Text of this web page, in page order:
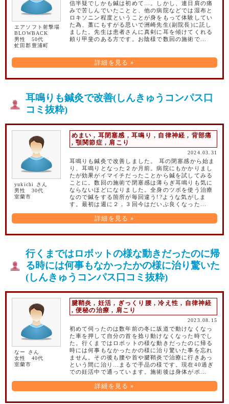
エアソフト射撃場
BLOWBACK
男性 50代
虻田郡豊浦町
信半疑でしかも鍼は初めて…。しかし、連日肩の痛
みで苦しんでいたことと、他の病院などでは湿布と
ロキソニン程度ということが身をもって体験してい
た為、藁にもすがる思いで洲崎先生(副院長)に託し
ました。先生は患者さんに真剣に耳を傾けてくれる
頼り甲斐のある方です。お陰様で数回の施術で...
詳細を見る »
耳鳴りも鍼灸で改善(しんきゅうコンパス口
コミ抜粋)
yukichi さん
男性 30代
室蘭市
めまい , 耳閉塞感 ,耳鳴り , 自律神経 , 背部痛
, 顎関節症 , 肩こり
2024.03.31
耳鳴りも鍼灸で改善しました。 耳の閉塞感から始ま
り、耳鳴りとなった２か月前。病院にもかかりまし
たが効果がイマイチだったことから鍼を試してみる
ことに。数回の施術で閉塞感は薄らぎ耳鳴りも気に
ならないほどになりました。全身のツボを使う治療
なので鍼をする箇所が毎回違う!?ような気がしま
す。最初は週に２，３回今はだいぶ良くなった...
詳細を見る »
行くまではロボットの様な動きだったのに帰
る時には何事もなかったかの様に治り驚いた
(しんきゅうコンパス口コミ抜粋)
なー さん
女性 40代
室蘭市
腱鞘炎 , 妊活 , ぎっくり腰 ,冷え性 , 自律神経
, 便秘の治療 , 肩こり
2023.08.15
初めて伺ったのは数年前の冬に坂道で動けなくなっ
た車を押して自分の首を捻り動けなくなった時でし
た。行くまではロボットの様な動きだったのに帰る
時には何事もなかったかの様に治り驚いた事を忘れ
ません。その後も腰や首や腱鞘炎で治療に行きあっ
という間に治り…まるで手品の様です。現在40過ぎ
での妊活中で通っています。施術後は身体がポ...
詳細を見る »